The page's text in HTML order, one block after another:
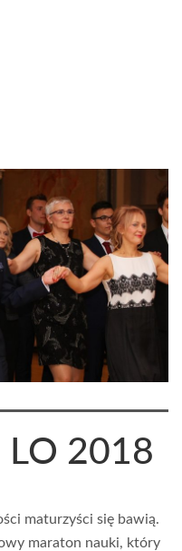
LO 2018
maturzyści się bawią.
maraton nauki, który